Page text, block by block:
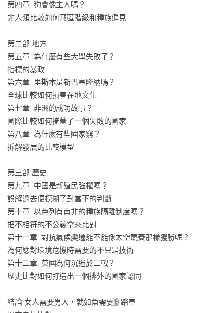
第四章  狗會像主人嗎？
非人類比較如何藏匿階級和種族偏見
第二部 地方
第五章  為什麼有些大學失敗了？
指標的暴政
第六章  里斯本是新巴塞隆納嗎？
全球比較如何損害在地文化
第七章  非洲的成功故事？
國際比較如何掩蓋了一個失敗的國家
第八章  為什麼有些國家窮？
拆解發展的比較模型
第三部 歷史
第九章  中國是新殖民強權嗎？
誤解過去便模糊了對當下的判斷
第十章  以色列有南非的種族隔離制度嗎？
把不相符的不公義拿來比對
第十一章  對抗氣候變遷能不能像太空競賽那樣獲勝呢？
為何應對環境危機時需要的不只是技術
第十二章  英國為何沉迷於二戰？
歷史比對如何打造出一個排外的國家認同
結論 女人需要男人，就如魚需要腳踏車